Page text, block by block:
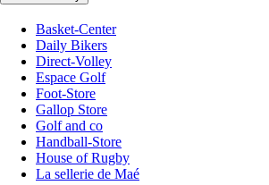
Basket-Center
Daily Bikers
Direct-Volley
Espace Golf
Foot-Store
Gallop Store
Golf and co
Handball-Store
House of Rugby
La sellerie de Maé